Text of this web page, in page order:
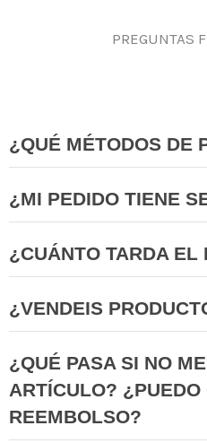
PREGUNTAS
¿QUÉ MÉTODOS DE
¿MI PEDIDO TIENE
¿CUÁNTO TARDA EL
¿VENDEIS
¿QUÉ PASA SI NO
ARTÍCULO? ¿PUEDO
REEMBOLSO?